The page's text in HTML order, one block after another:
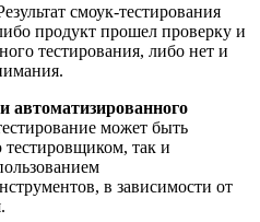
смоук-тестирования
продукт прошел проверку и
тестирования, либо нет и
автоматизированного
может быть
так и
в зависимости от